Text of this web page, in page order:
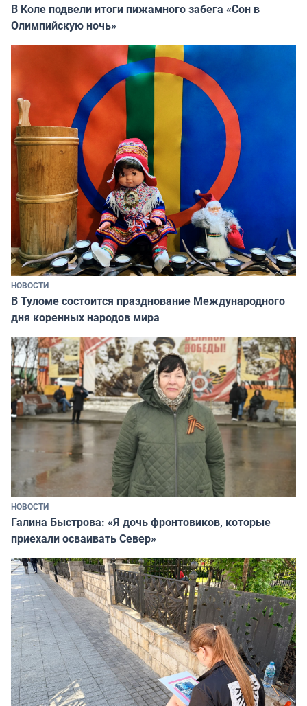
В Коле подвели итоги пижамного забега «Сон в
Олимпийскую ночь»
НОВОСТИ
В Туломе состоится празднование Международного
дня коренных народов мира
НОВОСТИ
Галина Быстрова: «Я дочь фронтовиков, которые
приехали осваивать Север»